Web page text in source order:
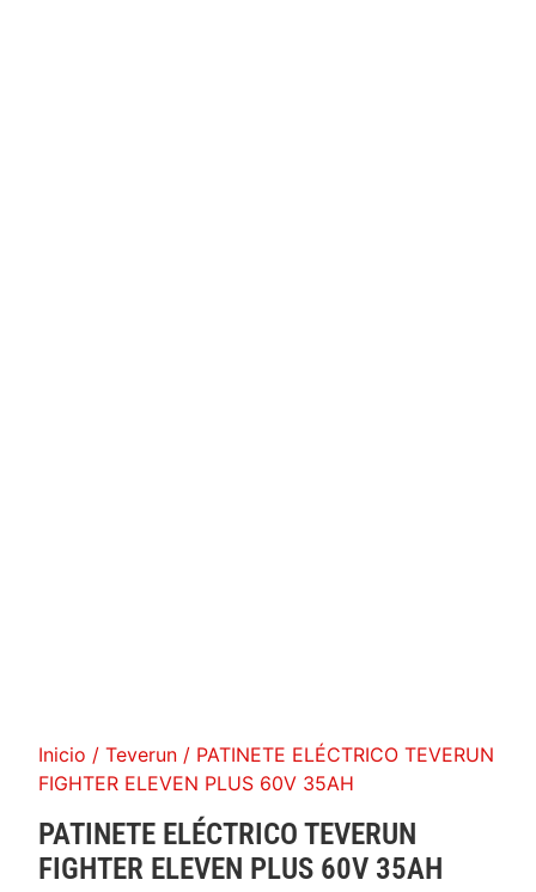
Inicio /Teverun / PATINETE ELÉCTRICO TEVERUN
FIGHTER ELEVEN PLUS 60V 35AH
PATINETE ELÉCTRICO TEVERUN
FIGHTER ELEVEN PLUS 60V 35AH